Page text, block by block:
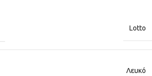
Lotto
Λευκό